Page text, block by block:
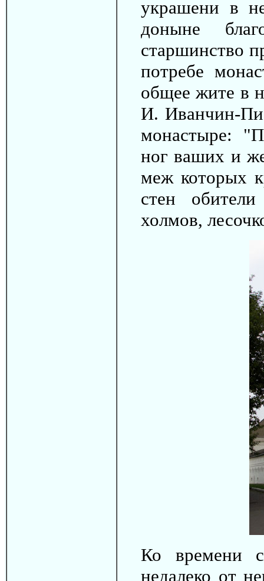
украшени в
доныне
старшинство
потребе
общее жите в
И. Иванчин-
монастыре:
ног ваших и
меж которых
стен
холмов,
Ко времени
недалеко от